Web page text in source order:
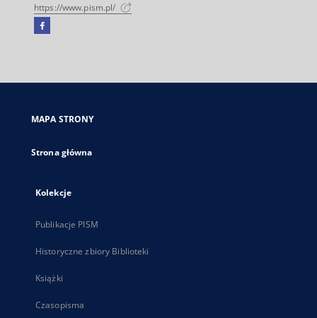
https://www.pism.pl/
Facebook
się
karcie
MAPA STRONY
Strona główna
Kolekcje
Publikacje PISM
Historyczne zbiory Biblioteki
Książki
Czasopisma